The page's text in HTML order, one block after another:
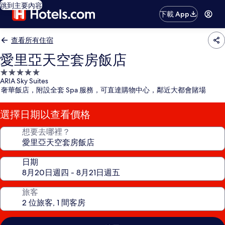
跳到主要內容
下載 App
查看所有住宿
愛里亞天空套房飯店
5.0
星
級
住
宿
ARIA Sky Suites
奢華飯店，附設全套 Spa 服務，可直達購物中心，鄰近大都會賭場
選擇日期以查看價格
想要去哪裡？
日期
旅客